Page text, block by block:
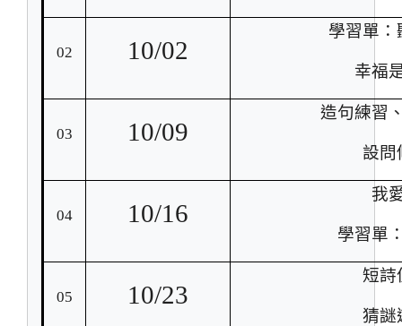
02 10/02
學習單：
幸福
03 10/09
造句練習
設問
04 10/16
我
學習單
05 10/23
短詩
猜謎